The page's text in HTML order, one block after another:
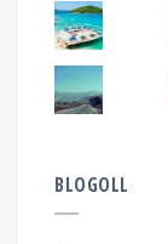
BLOGOLL